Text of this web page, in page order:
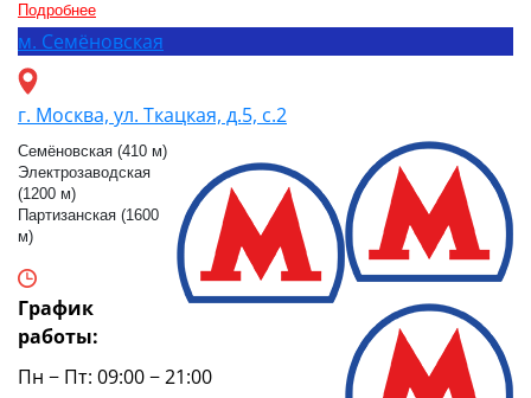
Подробнее
м. Семёновская
г. Москва, ул. Ткацкая, д.5, с.2
Семёновская (410 м)
Электрозаводская
(1200 м)
Партизанская (1600
м)
График
работы:
Пн − Пт: 09:00 − 21:00